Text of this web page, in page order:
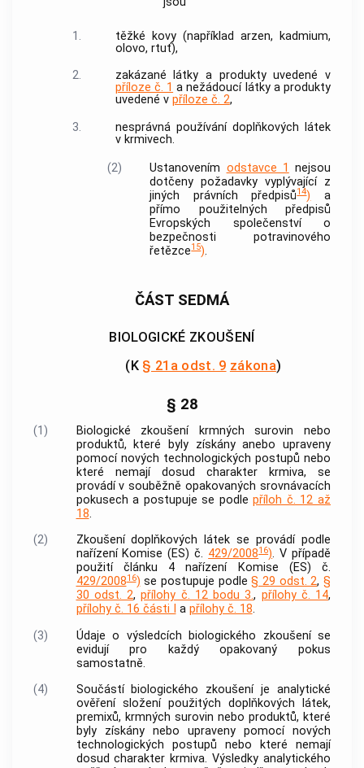
1.
těžké kovy (například arzen, kadmium,
olovo, rtuť),
2.
zakázané látky a produkty uvedené v
příloze č. 1 anežádoucí látkya produkty
uvedené v příloze č. 2,
3.
nesprávná používání doplňkových látek
v krmivech.
(2) Ustanovením odstavce 1 nejsou
dotčeny požadavky vyplývající z
jiných právních předpisů14) a
přímo použitelných předpisů
Evropských společenství o
bezpečnosti potravinového
řetězce15).
ČÁST SEDMÁ
BIOLOGICKÉ ZKOUŠENÍ
(K § 21a odst. 9 zákona)
§ 28
(1) Biologické zkoušení krmných surovin nebo
produktů, které byly získány anebo upraveny
pomocí nových technologických postupů nebo
které nemají dosud charakter
krmiva, se
provádí v souběžně opakovaných srovnávacích
pokusech a postupuje se podlepříloh č. 12 až
18.
(2)
Zkoušení doplňkových látek se provádí podle
nařízení Komise (ES) č. 429/200816). V případě
použití článku 4 nařízení Komise (ES) č.
429/200816) se postupuje podle§ 29 odst. 2, §
30 odst. 2,přílohy č. 12 bodu 3., přílohy č. 14,
přílohy č. 16 části I
a přílohy č. 18.
(3)
Údaje o výsledcích biologického zkoušeníse
evidují pro každý opakovaný pokus
samostatně.
(4)
Součástí biologického zkoušeníje analytické
ověření složení použitých doplňkových látek,
premixů, krmných surovin nebo produktů, které
byly získány nebo upraveny pomocí nových
technologických postupů nebo které nemají
dosud charakter krmiva. Výsledky analytického